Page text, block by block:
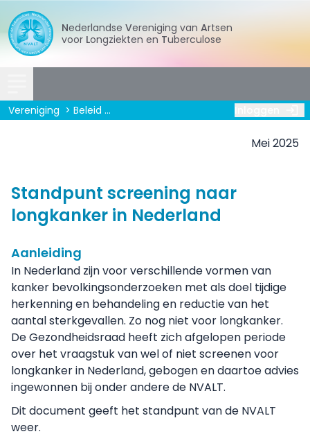
Nederlandse Vereniging van
Artsen
voor Longziekten en Tuberculose
Vereniging Beleid
Mei 2025
Standpunt screening naar
longkanker in Nederland
Aanleiding
In Nederland zijn voor verschillende vormen van
kanker bevolkingsonderzoeken met als doel tijdige
herkenning en behandeling en reductie van het
aantal sterkgevallen. Zo nog niet voor longkanker.
De Gezondheidsraad heeft zich afgelopen periode
over het vraagstuk van wel of niet screenen voor
longkanker in Nederland, gebogen en daartoe advies
ingewonnen bij onder andere de NVALT.
Dit document geeft het standpunt van de NVALT
weer.